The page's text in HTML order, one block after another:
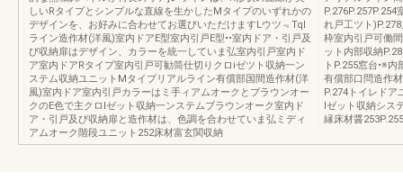
しいRタイプとシンプルな直線を生かしたMタイプのいずれかの
デザインを、お好みに合わせてお選びいただけますLウツ﹃Tql
ライン造作材(洋風)室内ドアE型室内引戸E型••室内ドア・引戸及
び収納扉はデザイン、カラーを統一していま弘室内引戸室内ド
ア室内ドアRタイプ室内引戸可勧筒仕切りクロiゼツト収納一ン
ステム収納ユニットMタイプリアルライン有償部国間造作材(洋
風)室内ドア室内引戸カラーはミ手ィアムオークとブラウンオー
クのE色で主クロlゼット収納一ンステムブラウンオーク室内ド
ア・引戸及び収納扉と造作材は、色調を合わせていま弘ミディ
アムオーク階段ユニット252床材富玄関収納
れ戸工ツト
枠室内引戸可働
ット内部収納
トP.255窓台•※
有償部口問造作
P.274トイレドア
lゼット収納シス
縁床材醤